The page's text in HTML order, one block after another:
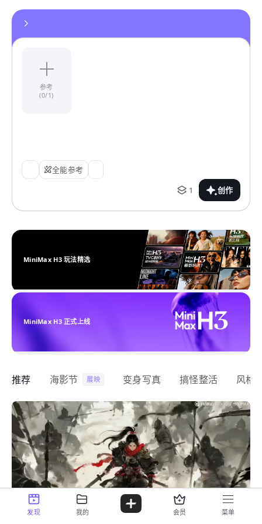
参考
(0/1)
全能参考
1
创作
MiniMax H3 玩法精选
MiniMax H3 正式上线
推荐 海影节 展映 变身写真 搞怪整活 风格
发现 我的 会员 菜单